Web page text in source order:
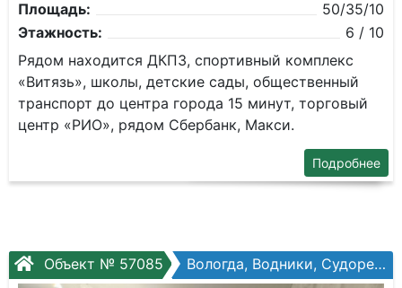
Площадь:
50/35/10
Этажность:
6 / 10
Рядом находится ДКПЗ, спортивный комплекс
«Витязь», школы, детские сады, общественный
транспорт до центра города 15 минут, торговый
центр «РИО», рядом Сбербанк, Макси.
Подробнее
Объект № 57085 Вологда, Водники, Судоремонтная ул, №26а